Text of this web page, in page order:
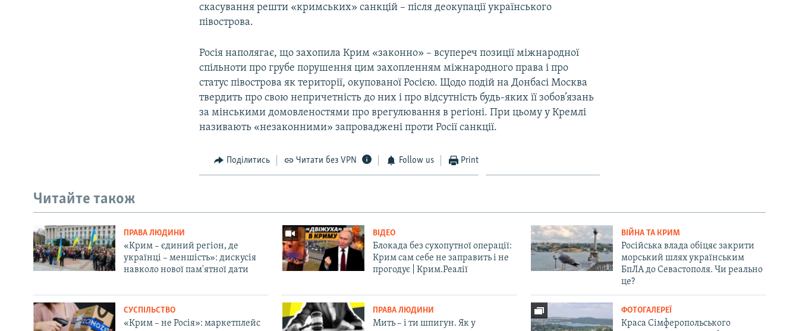
скасування решти «кримських» санкцій – після деокупації українського
півострова.
Росія наполягає, що захопила Крим «законно» – всупереч позиції міжнародної
спільноти про грубе порушення цим захопленням міжнародного права і про
статус півострова як території, окупованої Росією. Щодо подій на Донбасі Москва
твердить про свою непричетність до них і про відсутність будь-яких її зобов’язань
за мінськими домовленостями про врегулювання в регіоні. При цьому у Кремлі
називають «незаконними» запроваджені проти Росії санкції.
Поділитись Читати без VPN Follow us Print
Читайте також
ПРАВА ЛЮДИНИ
«Крим – єдиний регіон, де
українці – меншість»: дискусія
навколо нової пам'ятної дати
ВІДЕО
Блокада без сухопутної операції:
Крим сам себе не заправить і не
прогодує | Крим.Реалії
ВІЙНА ТА КРИМ
Російська влада обіцяє закрити
морський шлях українським
БпЛА до Севастополя. Чи реально
це?
СУСПІЛЬСТВО
«Крим – не Росія»: маркетплейс
ПРАВА ЛЮДИНИ
Мить – і ти шпигун. Як у
ФОТОГАЛЕРЕЇ
Краса Сімферопольського